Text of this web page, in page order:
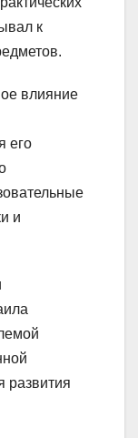
к
влияние
его
и
развития